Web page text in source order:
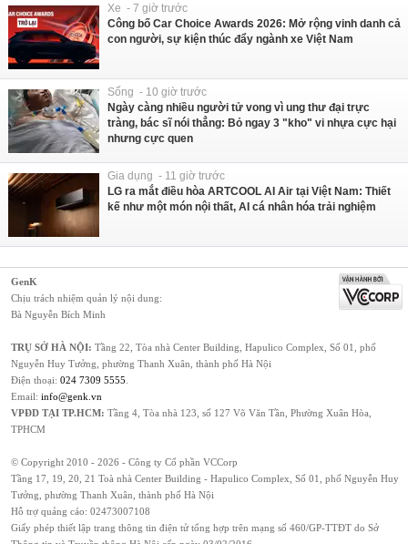
Xe - 7 giờ trước
Công bố Car Choice Awards 2026: Mở rộng vinh danh cả
con người, sự kiện thúc đẩy ngành xe Việt Nam
Sống - 10 giờ trước
Ngày càng nhiều người tử vong vì ung thư đại trực
tràng, bác sĩ nói thẳng: Bỏ ngay 3 "kho" vi nhựa cực hại
nhưng cực quen
Gia dụng - 11 giờ trước
LG ra mắt điều hòa ARTCOOL AI Air tại Việt Nam: Thiết
kế như một món nội thất, AI cá nhân hóa trải nghiệm
GenK
Chịu trách nhiệm quản lý nội dung:
Bà Nguyễn Bích Minh
TRỤ SỞ HÀ NỘI: Tầng 22, Tòa nhà Center Building, Hapulico Complex, Số 01, phố
Nguyễn Huy Tưởng, phường Thanh Xuân, thành phố Hà Nội
Điện thoại: 024 7309 5555
Email: info@genk.vn
VPĐD TẠI TP.HCM: Tầng 4, Tòa nhà 123, số 127 Võ Văn Tần, Phường Xuân Hòa,
TPHCM
© Copyright 2010 - 2026 - Công ty Cổ phần VCCorp
Tầng 17, 19, 20, 21 Toà nhà Center Building - Hapulico Complex, Số 01, phố Nguyễn Huy
Tưởng, phường Thanh Xuân, thành phố Hà Nội
Hỗ trợ quảng cáo: 02473007108
Giấy phép thiết lập trang thông tin điện tử tổng hợp trên mạng số 460/GP-TTĐT do Sở